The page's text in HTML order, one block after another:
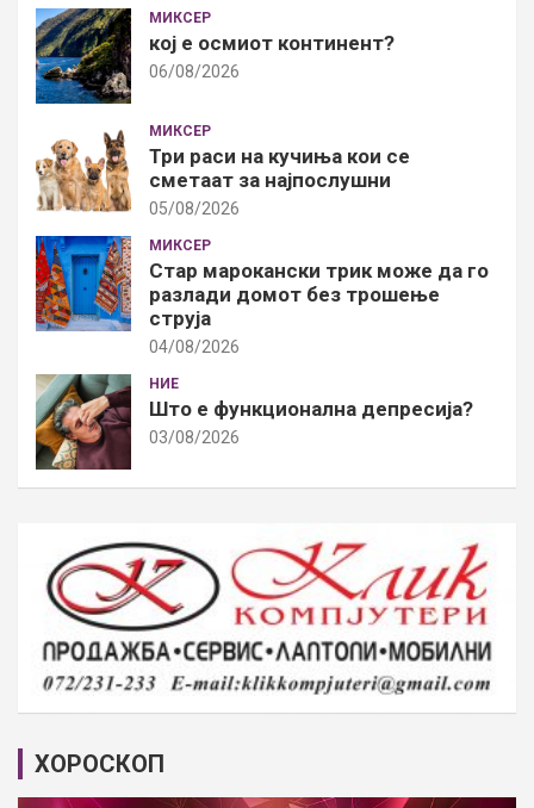
МИКСЕР
кој е осмиот континент?
06/08/2026
МИКСЕР
Три раси на кучиња кои се
сметаат за најпослушни
05/08/2026
МИКСЕР
Стар марокански трик може да го
разлади домот без трошење
струја
04/08/2026
НИЕ
Што е функционална депресија?
03/08/2026
ХОРОСКОП